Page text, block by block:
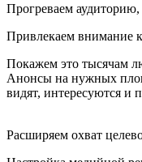
Прогреваем
Привлекаем внимание
Покажем это тысячам
Анонсы на нужных
видят, интересуются и
Расширяем охват